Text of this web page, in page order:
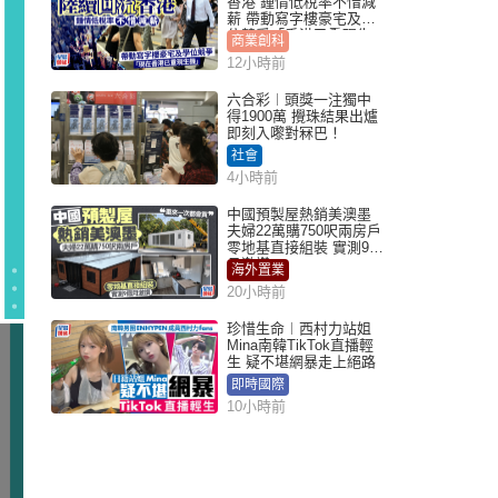
薪 帶動寫字樓豪宅及學
位競爭「香港已重現生
機」
商業創科
12小時前
六合彩︱頭獎一注獨中
得1900萬 攪珠結果出爐
即刻入嚟對冧巴！
社會
4小時前
中國預製屋熱銷美澳墨
夫婦22萬購750呎兩房戶
零地基直接組裝 實測9個
月激讚
海外置業
20小時前
珍惜生命︱西村力站姐
Mina南韓TikTok直播輕
生 疑不堪網暴走上絕路
即時國際
10小時前